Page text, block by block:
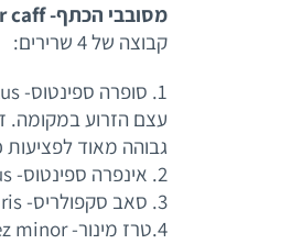
מסובבי הכתף- rotator caff
קבוצה של 4 שרירים:
עצם הזרוע במקומה.
גבוהה מאוד לפציעות
2. אינפרה ספינטוס- infraspinatus- יוצר תנועה של סיבוב חיצוני של הכתף
3. סאב סקפולריס- subscapularis- יוצר תנועה של סיבוב פנימי של הכתף
4.טרז מינור- terez minor- גם הוא יוצר סיבוב חיצוני של הכתף.